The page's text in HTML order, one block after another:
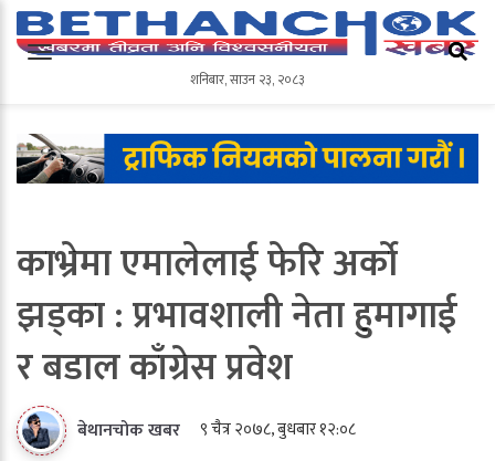
शनिबार,साउन २३,२०८३
शनिबार,साउन २३, २०८३
काभ्रेमा एमालेलाई फेरि अर्को
झड्का : प्रभावशाली नेता हुमागाई
र बडाल काँग्रेस प्रवेश
बेथानचोक खबर ९ चैत्र २०७८, बुधबार १२:०८